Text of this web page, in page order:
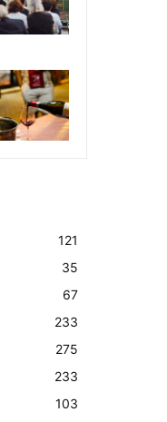
121
35
67
233
275
233
103